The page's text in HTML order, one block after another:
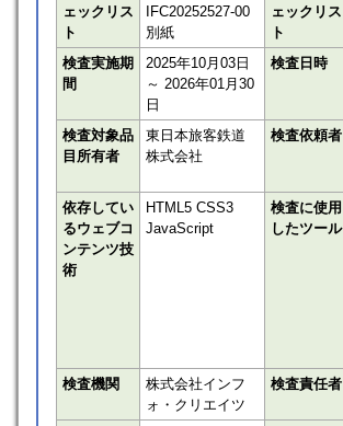
ェックリス
ト
IFC20252527-00
別紙
ェックリス
ト
検査実施期
間
2025年10月03日
～ 2026年01月30
日
検査日時
検査対象品
目所有者
東日本旅客鉄道
株式会社
検査依頼者
依存してい
るウェブコ
ンテンツ技
術
HTML5 CSS3
JavaScript
検査に使用
したツール
検査機関
株式会社インフ
ォ・クリエイツ
検査責任者